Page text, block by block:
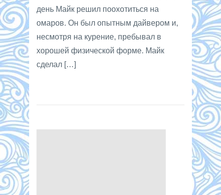
день Майк решил поохотиться на
омаров. Он был опытным дайвером и,
несмотря на курение, пребывал в
хорошей физической форме. Майк
сделал […]